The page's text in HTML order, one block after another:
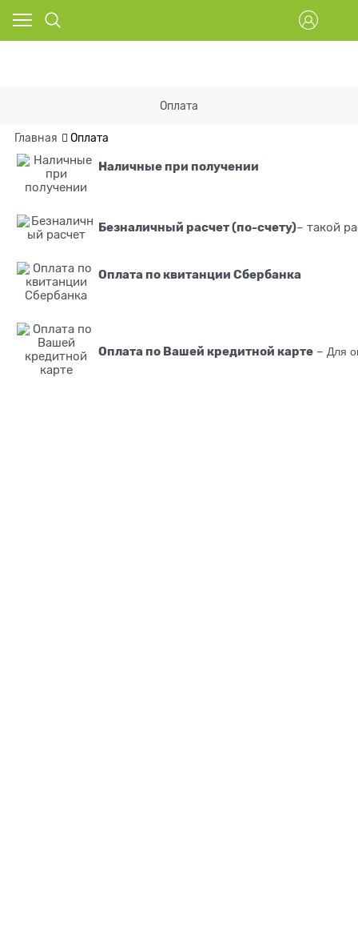
Оплата
Главная Оплата
Наличные при получении
Безналичный расчет (по-счету)– такой
Оплата по квитанции Сбербанка
Оплата по Вашей кредитной карте – Для